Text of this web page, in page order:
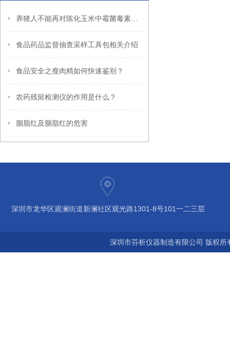
食品药品监督抽查采样工具包相关介绍
食品安全之瘦肉精如何快速鉴别？
农药残留检测仪的作用是什么？
胭脂红及胭脂红的危害
深圳市龙华区观澜街道新澜社区观光路1301-8号101一二三层
深圳市芬析仪器制造有限公司 版权